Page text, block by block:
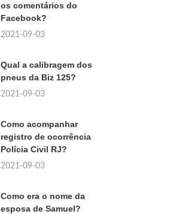
os comentários do
Facebook?
2021-09-03
Qual a calibragem dos
pneus da Biz 125?
2021-09-03
Como acompanhar
registro de ocorrência
Polícia Civil RJ?
2021-09-03
Como era o nome da
esposa de Samuel?